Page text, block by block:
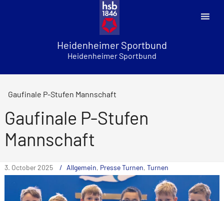
Heidenheimer Sportbund
Heidenheimer Sportbund
Gaufinale P-Stufen Mannschaft
Gaufinale P-Stufen
Mannschaft
3. October 2025 Allgemein, Presse Turnen, Turnen